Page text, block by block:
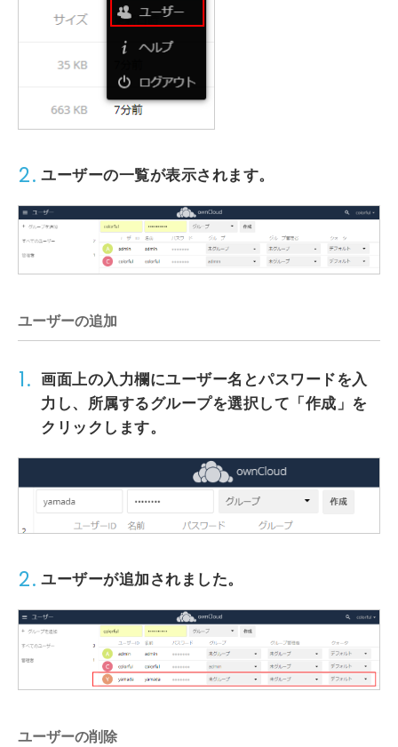
2. ユーザーの一覧が表示されます。
ユーザーの追加
1. 画面上の入力欄にユーザー名 とパスワードを入
力し、所属するグループを選択して 「作成」 を
クリックします。
2. ユーザーが追加されました。
ユーザーの削除